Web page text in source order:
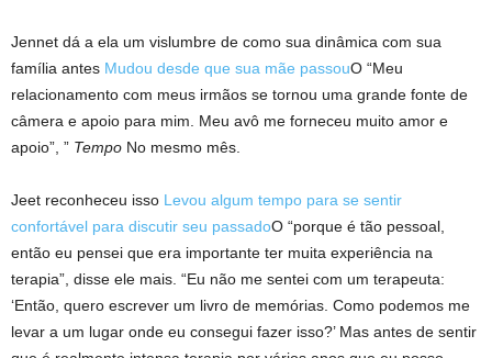
Jennet dá a ela um vislumbre de como sua dinâmica com sua
família antes Mudou desde que sua mãe passouO “Meu
relacionamento com meus irmãos se tornou uma grande fonte de
câmera e apoio para mim. Meu avô me forneceu muito amor e
apoio”, ” Tempo No mesmo mês.
Jeet reconheceu isso Levou algum tempo para se sentir
confortável para discutir seu passadoO “porque é tão pessoal,
então eu pensei que era importante ter muita experiência na
terapia”, disse ele mais. “Eu não me sentei com um terapeuta:
‘Então, quero escrever um livro de memórias. Como podemos me
levar a um lugar onde eu consegui fazer isso?’ Mas antes de sentir